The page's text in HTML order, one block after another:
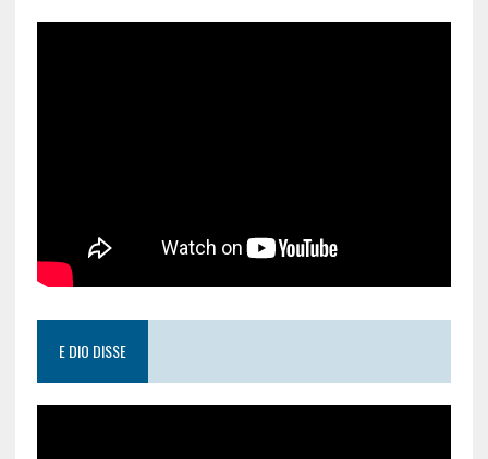
E DIO DISSE